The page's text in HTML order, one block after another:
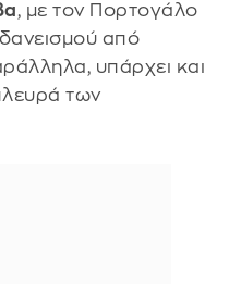
, με τον Πορτογάλο
από
υπάρχει και
των